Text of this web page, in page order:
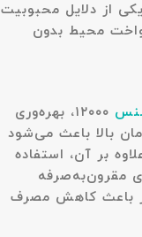
از دلایل محبوبیت
محیط بدون
۱۲۰۰۰، بهره‌وری
بالا باعث می‌شود
بر آن، استفاده
مقرون‌به‌صرفه
باعث کاهش مصرف